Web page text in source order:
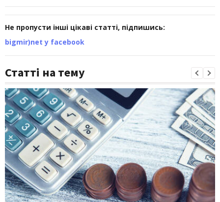
Не пропусти інші цікаві статті, підпишись:
bigmir)net у facebook
Статті на тему